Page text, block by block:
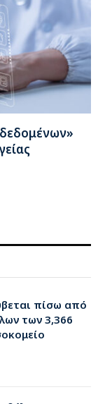
δεδομένων»
πίσω από
των 3,366